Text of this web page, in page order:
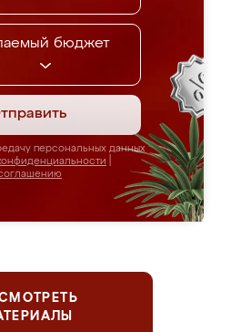
бюджет
персональных данных